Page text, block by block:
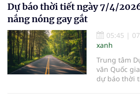
Dự báo thời tiết ngày 7/4/
nắng nóng gay gắt
05:45 |
xanh
Trung tâm
văn Quốc
dự báo thời